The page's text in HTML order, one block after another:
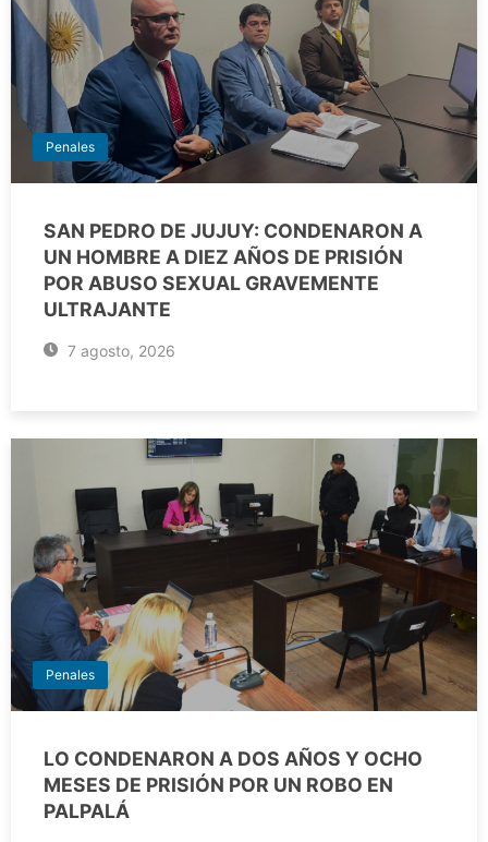
Penales
SAN PEDRO DE JUJUY: CONDENARON A
UN HOMBRE A DIEZ AÑOS DE PRISIÓN
POR ABUSO SEXUAL GRAVEMENTE
ULTRAJANTE
7 agosto, 2026
Penales
LO CONDENARON A DOS AÑOS Y OCHO
MESES DE PRISIÓN POR UN ROBO EN
PALPALÁ